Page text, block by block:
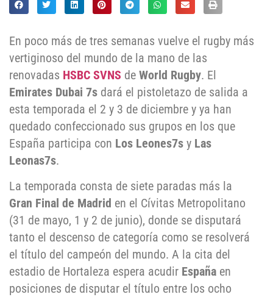
En poco más de tres semanas vuelve el rugby más
vertiginoso del mundo de la mano de las
renovadas HSBC SVNS de World Rugby. El
Emirates Dubai 7s dará el pistoletazo de salida a
esta temporada el 2 y 3 de diciembre y ya han
quedado confeccionado sus grupos en los que
España participa con Los Leones7s y Las
Leonas7s.
La temporada consta de siete paradas más la
Gran Final de Madrid en el Cívitas Metropolitano
(31 de mayo, 1 y 2 de junio), donde se disputará
tanto el descenso de categoría como se resolverá
el título del campeón del mundo. A la cita del
estadio de Hortaleza espera acudir España en
posiciones de disputar el título entre los ocho